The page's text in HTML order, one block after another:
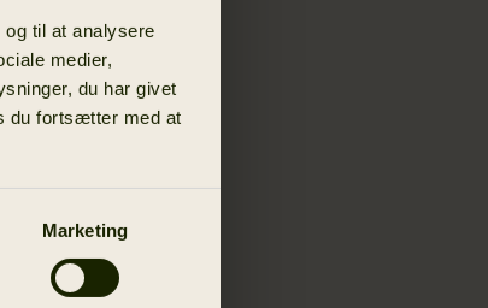
til at analysere
medier,
du har givet
du fortsætter med at
Marketing